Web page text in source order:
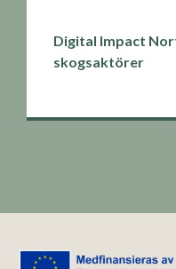
Digital Impact
skogsaktörer